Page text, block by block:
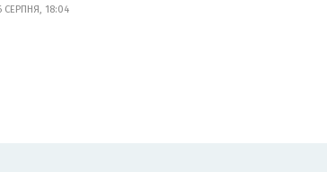
СЕРПНЯ, 18:04